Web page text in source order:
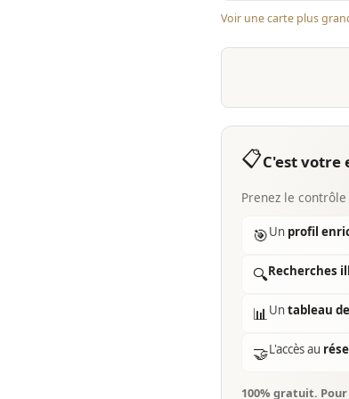
Voir une carte plus
📋C'est votre
Prenez le
🎯Un profil
🔍Recherches
📊Untableau
🤝L'accès au
100% gratuit.